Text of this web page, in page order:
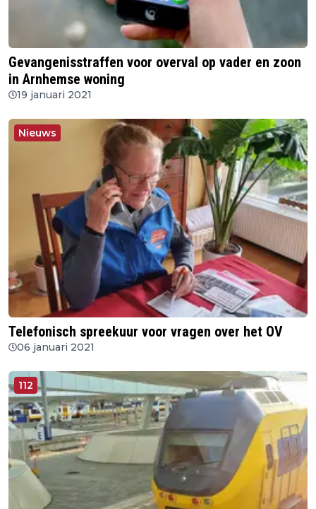
Gevangenisstraffen voor overval op vader en zoon
in Arnhemse woning
19 januari 2021
Nieuws
Telefonisch spreekuur voor vragen over het OV
06 januari 2021
112